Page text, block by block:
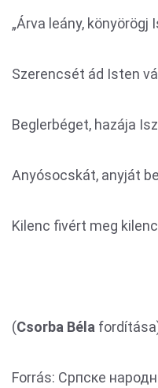
„Árva leány, könyörögj
Szerencsét ád Isten
Beglerbéget, hazája
Anyósocskát, anyját
Kilenc fivért meg
(Csorba Béla
Forrás: Српске